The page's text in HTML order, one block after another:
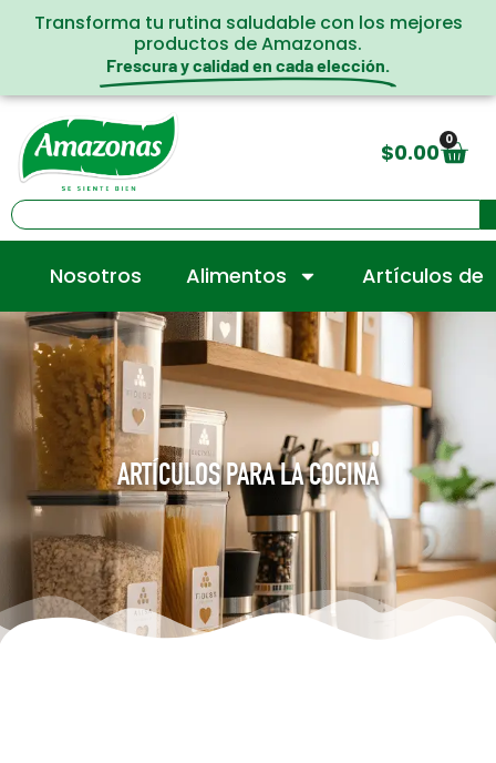
Transforma tu rutina saludable con los mejores
productos de Amazonas.
Frescura y calidad en cada elección.
$0.00 0
Nosotros Alimentos Artículos de
ARTÍCULOS PARA LA COCINA